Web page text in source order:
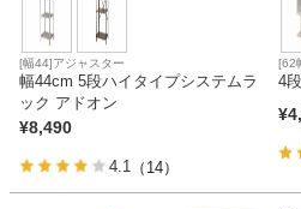
[幅44]アジャスター
幅44cm 5段ハイタイプシステムラ
ック アドオン
¥8,490
4.1 （14）
[62
4
¥